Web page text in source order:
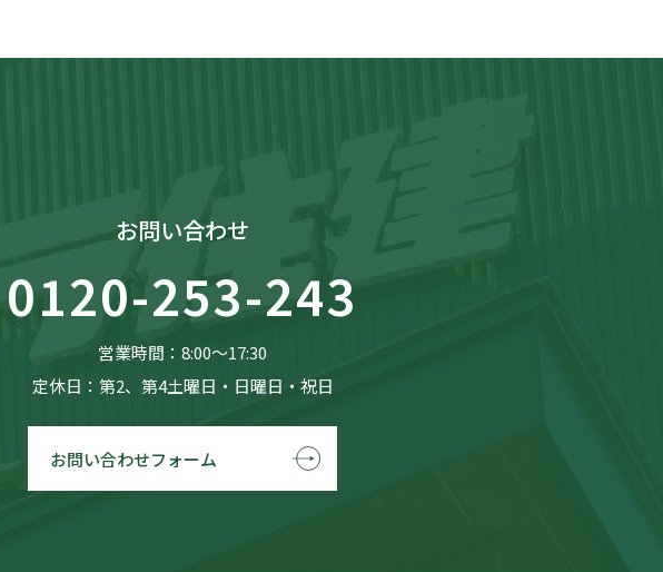
お問い合わせ
0120-253-243
営業時間：8:00〜17:30
定休日：第2、第4土曜日・日曜日・祝日
お問い合わせフォーム